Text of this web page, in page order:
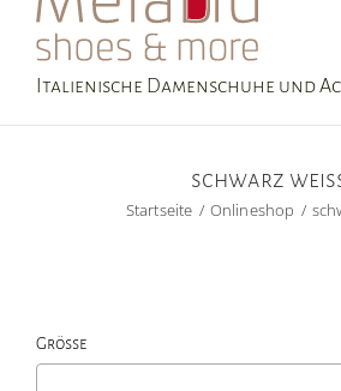
Italienische Damenschuhe und
schwarz
Startseite Onlineshop
Grösse